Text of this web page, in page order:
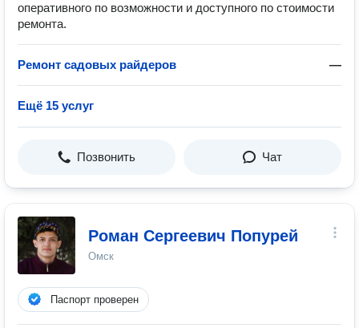
оперативного по возможности и доступного по стоимости
ремонта.
Ремонт садовых райдеров —
Ещё 15 услуг
Позвонить Чат
Роман Сергеевич Попурей
Омск
Паспорт проверен